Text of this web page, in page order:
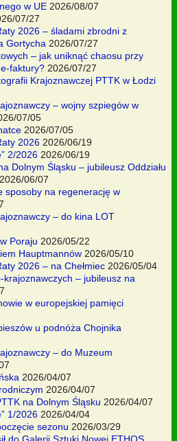
w UE 2026/08/07
07/27
2026 – śladami zbrodni z
Gortycha 2026/07/27
– jak uniknąć chaosu przy
faktury? 2026/07/27
Krajoznawczej PTTK w Łodzi
– wojny szpiegów w
07/05
2026/07/05
2026 2026/06/19
2/2026 2026/06/19
Dolnym Śląsku – jubileusz Oddziału
2026/06/07
sposoby na regenerację w
– do kina LOT
Poraju 2026/05/22
Hauptmannów 2026/05/10
2026 – na Chełmiec 2026/05/04
– jubileusz na
w europejskiej pamięci
u podnóża Chojnika
– do Muzeum
2026/04/07
2026/04/07
na Dolnym Śląsku 2026/04/07
1/2026 2026/04/04
sezonu 2026/03/29